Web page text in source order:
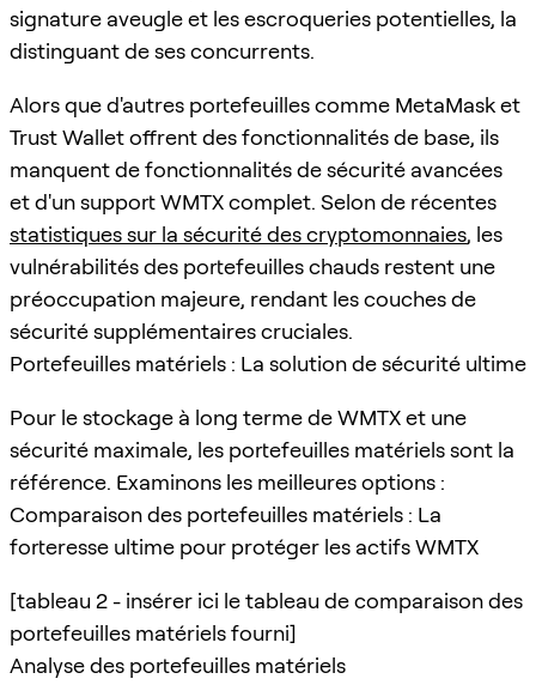
signature aveugle et les escroqueries potentielles, la
distinguant de ses concurrents.
Alors que d'autres portefeuilles comme MetaMask et
Trust Wallet offrent des fonctionnalités de base, ils
manquent de fonctionnalités de sécurité avancées
et d'un support WMTX complet. Selon de récentes
statistiques sur la sécurité des cryptomonnaies, les
vulnérabilités des portefeuilles chauds restent une
préoccupation majeure, rendant les couches de
sécurité supplémentaires cruciales.
Portefeuilles matériels : La solution de sécurité ultime
Pour le stockage à long terme de WMTX et une
sécurité maximale, les portefeuilles matériels sont la
référence. Examinons les meilleures options :
Comparaison des portefeuilles matériels : La
forteresse ultime pour protéger les actifs WMTX
[tableau 2 - insérer ici le tableau de comparaison des
portefeuilles matériels fourni]
Analyse des portefeuilles matériels